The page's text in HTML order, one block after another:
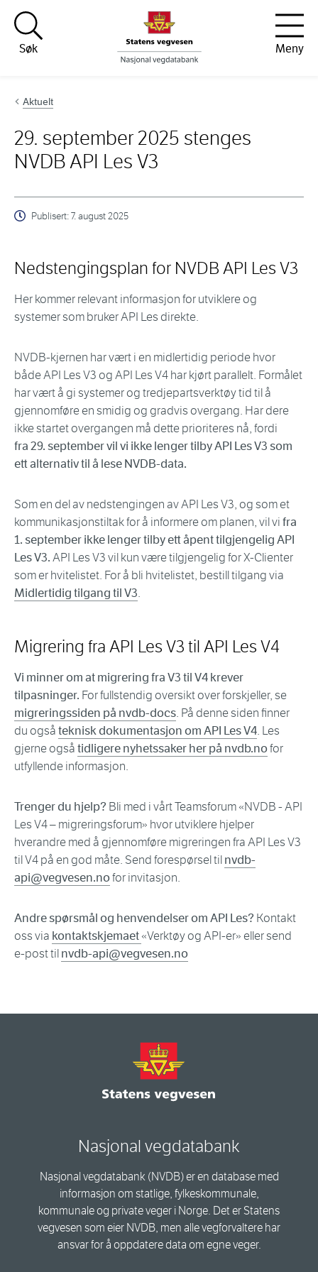
Hopp til innhold
Søk
Meny
Aktuelt
29. september 2025 stenges
NVDB API Les V3
Publisert:7. august 2025
Nedstengingsplan for NVDB API Les V3
Her kommer relevant informasjon for utviklere og
systemer som bruker API Les direkte.
NVDB-kjernen har vært i en midlertidig periode hvor
både API Les V3 og API Les V4 har kjørt parallelt. Formålet
har vært å gi systemer og tredjepartsverktøy tid til å
gjennomføre en smidig og gradvis overgang. Har dere
ikke startet overgangen må dette prioriteres nå, fordi
fra 29. september vil vi ikke lenger tilby API Les V3 som
ett alternativ til å lese NVDB-data.
Som en del av nedstengingen av API Les V3, og som et
kommunikasjonstiltak for å informere om planen, vil vifra
1. september ikke lenger tilby ett åpent tilgjengelig API
Les V3.API Les V3 vil kun være tilgjengelig for X-Clienter
som er hvitelistet. For å bli hvitelistet, bestill tilgang via
Midlertidig tilgang til V3.
Migrering fra API Les V3 til API Les V4
Vi minner om at migrering fra V3 til V4 krever
tilpasninger. For fullstendig oversikt over forskjeller, se
migreringssiden på nvdb-docs. På denne siden finner
du ogsåteknisk dokumentasjon om API Les V4. Les
gjerne ogsåtidligere nyhetssaker her på nvdb.nofor
utfyllende informasjon.
Trenger du hjelp? Bli med i vårt Teamsforum «NVDB - API
Les V4 – migreringsforum» hvor utviklere hjelper
hverandre med å gjennomføre migreringen fra API Les V3
til V4 på en god måte. Send forespørsel tilnvdb-
api@vegvesen.nofor invitasjon.
Andre spørsmål og henvendelser om API Les? Kontakt
oss via kontaktskjemaet«Verktøy og API-er» eller send
e-post tilnvdb-api@vegvesen.no
Nasjonal vegdatabank
Nasjonal vegdatabank (NVDB) er en database med
informasjon om statlige, fylkeskommunale,
kommunale og private veger i Norge. Det er Statens
vegvesen som eier NVDB, men alle vegforvaltere har
ansvar for å oppdatere data om egne veger.